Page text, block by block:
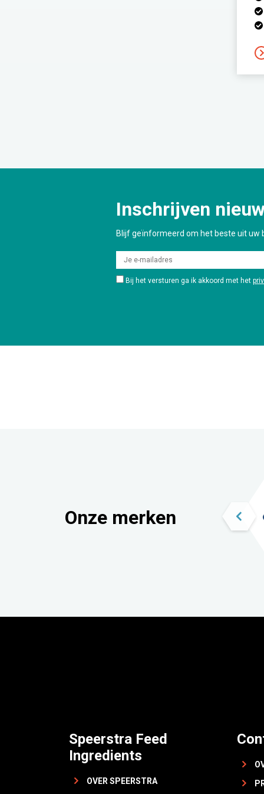
Inschrijven
Blijf geïnformeerd om het beste uit uw
Bij het versturen ga ik akkoord met het
Onze merken
Speerstra Feed
Ingredients
OVER SPEERSTRA